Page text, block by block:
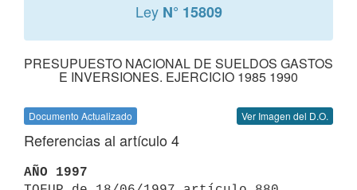
Ley N° 15809
PRESUPUESTO NACIONAL DE SUELDOS GASTOS
E INVERSIONES. EJERCICIO 1985 1990
Documento Actualizado Ver Imagen del D.O.
Referencias al artículo 4
AÑO 1997